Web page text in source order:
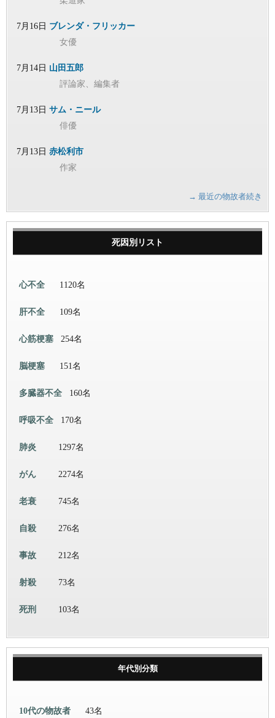
7月16日 ブレンダ・フリッカー
女優
7月14日 山田五郎
評論家、編集者
7月13日 サム・ニール
俳優
7月13日 赤松利市
作家
→ 最近の物故者続き
死因別リスト
心不全 1120名
肝不全 109名
心筋梗塞 254名
脳梗塞 151名
多臓器不全 160名
呼吸不全 170名
肺炎 1297名
がん 2274名
老衰 745名
自殺 276名
事故 212名
射殺 73名
死刑 103名
年代別分類
10代の物故者 43名